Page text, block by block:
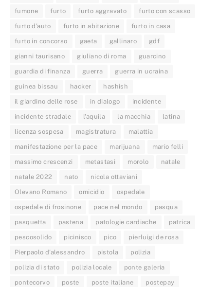
fumone furto furto aggravato furto con scasso
furto d'auto furto in abitazione furto in casa
furto in concorso gaeta gallinaro gdf
gianni taurisano giuliano di roma guarcino
guardia di finanza guerra guerra in ucraina
guinea bissau hacker hashish
il giardino delle rose in dialogo incidente
incidente stradale l'aquila la macchia latina
licenza sospesa magistratura malattia
manifestazione per la pace marijuana mario felli
massimo crescenzi metastasi morolo natale
natale 2022 nato nicola ottaviani
Olevano Romano omicidio ospedale
ospedale di frosinone pace nel mondo pasqua
pasquetta pastena patologie cardiache patrica
pescosolido picinisco pico pierluigi de rosa
Pierpaolo d'alessandro pistola polizia
polizia di stato polizia locale ponte galeria
pontecorvo poste poste italiane postepay